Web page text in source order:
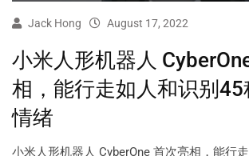
Jack Hong August 17, 2022
小米人形机器人
相，能行走如人和识别45
情绪
小米人形机器人 CyberOne 首次亮相，能行